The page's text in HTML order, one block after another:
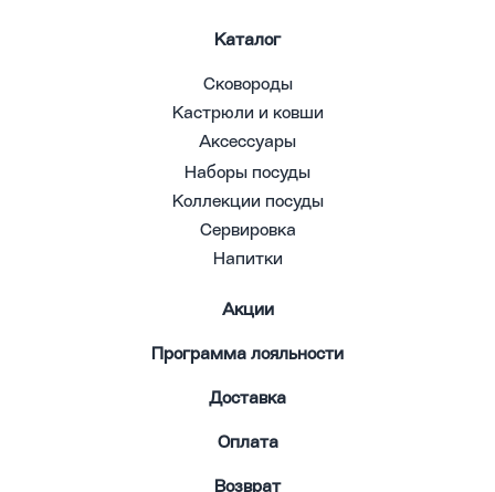
Каталог
Сковороды
Кастрюли и ковши
Аксессуары
Наборы посуды
Коллекции посуды
Сервировка
Напитки
Акции
Программа лояльности
Доставка
Оплата
Возврат